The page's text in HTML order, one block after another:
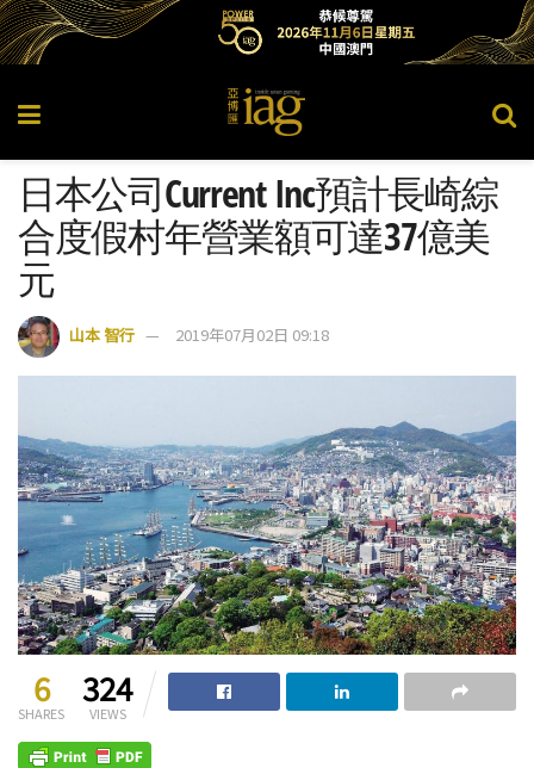
日本公司Current Inc預計長崎綜
合度假村年營業額可達37億美
元
山本 智行 2019年07月02日 09:18
6
SHARES
324
VIEWS